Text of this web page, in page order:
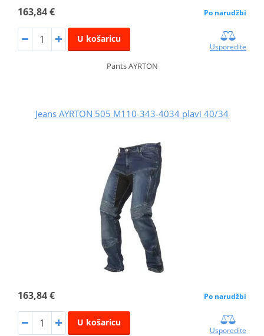
163,84 € Po narudžbi
U košaricu
Usporedite
Pants AYRTON
Jeans AYRTON 505 M110-343-4034 plavi 40/34
163,84 € Po narudžbi
U košaricu
Usporedite